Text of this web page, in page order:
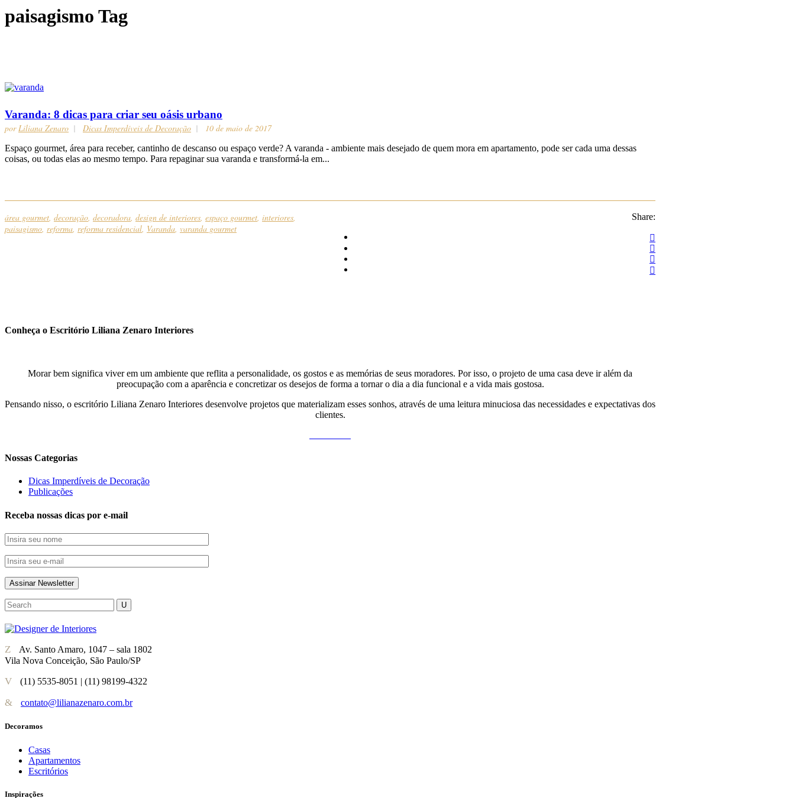
paisagismo Tag
Varanda: 8 dicas para criar seu oásis urbano
porLiliana Zenaro Dicas Imperdíveis de Decoração 10 de maio de 2017
Espaço gourmet, área para receber, cantinho de descanso ou espaço verde? A varanda - ambiente mais desejado de quem mora em apartamento, pode ser cada uma dessas
coisas, ou todas elas ao mesmo tempo. Para repaginar sua varanda e transformá-la em...
área gourmet, decoração, decoradora, design de interiores, espaço gourmet, interiores,
paisagismo, reforma, reforma residencial, Varanda, varanda gourmet
Share:
Conheça o Escritório Liliana Zenaro Interiores
Morar bem significa viver em um ambiente que reflita a personalidade, os gostos e as memórias de seus moradores. Por isso, o projeto de uma casa deve ir além da
preocupação com a aparência e concretizar os desejos de forma a tornar o dia a dia funcional e a vida mais gostosa.
Pensando nisso, o escritório Liliana Zenaro Interiores desenvolve projetos que materializam esses sonhos, através de uma leitura minuciosa das necessidades e expectativas dos
clientes.
Nossas Categorias
Dicas Imperdíveis de Decoração
Publicações
Receba nossas dicas por e-mail
Av. Santo Amaro, 1047 – sala 1802
Vila Nova Conceição, São Paulo/SP
(11) 5535-8051 | (11) 98199-4322
contato@lilianazenaro.com.br
Decoramos
Casas
Apartamentos
Escritórios
Inspirações